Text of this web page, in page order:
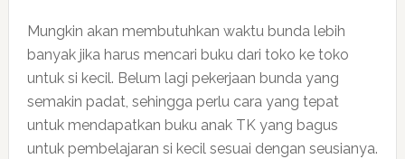
Mungkin akan membutuhkan waktu bunda lebih
banyak jika harus mencari buku dari toko ke toko
untuk si kecil. Belum lagi pekerjaan bunda yang
semakin padat, sehingga perlu cara yang tepat
untuk mendapatkan buku anak TK yang bagus
untuk pembelajaran si kecil sesuai dengan seusianya.